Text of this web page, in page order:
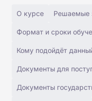
О курсе Решаемые
Формат и сроки
Кому подойдёт
Документы для
Документы